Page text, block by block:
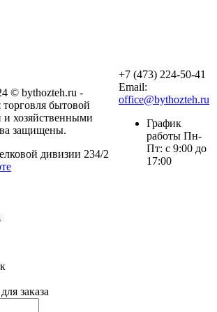
© bythozteh.ru -
бытовой
и хозяйственными
защищены.
дивизии 234/2
+7 (473) 224-50-41
Email:
office@bythozteh.ru
График
работы Пн-
Пт: с 9:00 до
17:00
заказа